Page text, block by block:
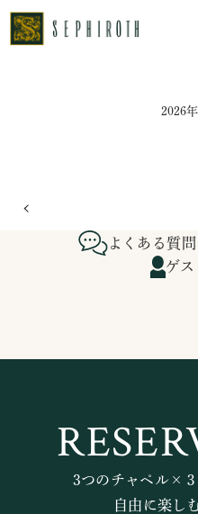
ホーム
2026
よくある質問
ゲ
3つのチャペル×３
自由に楽し